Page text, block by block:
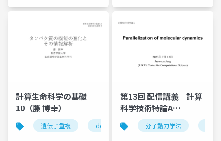
計算生命科学の基礎
10（藤 博幸）
遺伝子重複 ddcモデル 新規機能 タンパ
第13回 配信講義 計算
科学技術特論A
（2023）分子動力学法